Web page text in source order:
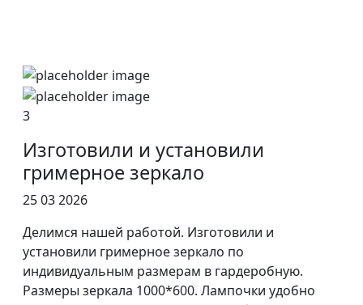
3
Изготовили и установили
гримерное зеркало
25 03 2026
Делимся нашей работой. Изготовили и
установили гримерное зеркало по
индивидуальным размерам в гардеробную.
Размеры зеркала 1000*600. Лампочки удобно